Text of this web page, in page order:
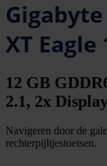
Gigabyte
XT
12 GB
2.1, 2x
Navigeren door de
rechterpijltjestoetsen.